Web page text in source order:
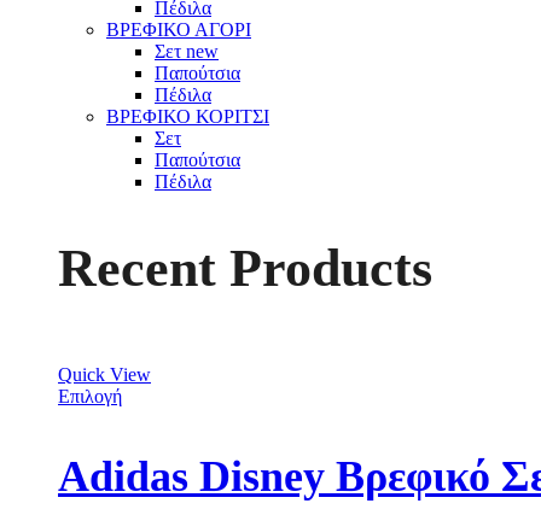
Πέδιλα
ΒΡΕΦΙΚΟ ΑΓΟΡΙ
Σετ new
Παπούτσια
Πέδιλα
ΒΡΕΦΙΚΟ ΚΟΡΙΤΣΙ
Σετ
Παπούτσια
Πέδιλα
Recent Products
Quick View
Επιλογή
Adidas Disney Βρεφικό